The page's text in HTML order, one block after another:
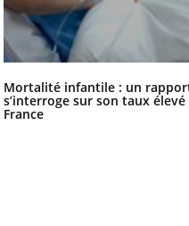
Mortalité infantile : un
s’interroge sur son taux élevé
France